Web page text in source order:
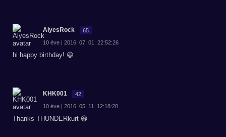
AlyesRock 65
10 éve | 2016. 07. 01. 22:52:26
hi happy birthday! 😀
KHK001 42
10 éve | 2016. 05. 11. 12:18:20
Thanks THUNDERkurt 😀